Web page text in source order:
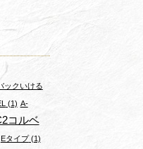
ックいける
(1) A-
コルベ
Eタイプ(1)